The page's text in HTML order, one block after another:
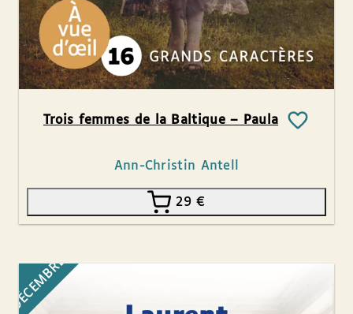
Trois femmes de la Baltique – Paula
Ann-Christin Antell
29€
DÉCEMBRE